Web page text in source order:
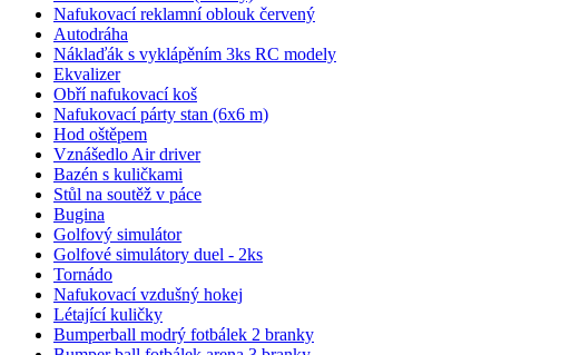
Nafukovací reklamní oblouk červený
Autodráha
Náklaďák s vyklápěním 3ks RC modely
Ekvalizer
Obří nafukovací koš
Nafukovací párty stan (6x6 m)
Hod oštěpem
Vznášedlo Air driver
Bazén s kuličkami
Stůl na soutěž v páce
Bugina
Golfový simulátor
Golfové simulátory duel - 2ks
Tornádo
Nafukovací vzdušný hokej
Létající kuličky
Bumperball modrý fotbálek 2 branky